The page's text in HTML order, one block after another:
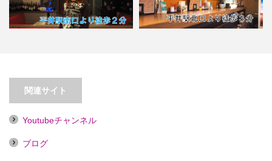
【平井】パブスナックゆり【喫煙
目的店】
関連サイト
Youtubeチャンネル
ブログ